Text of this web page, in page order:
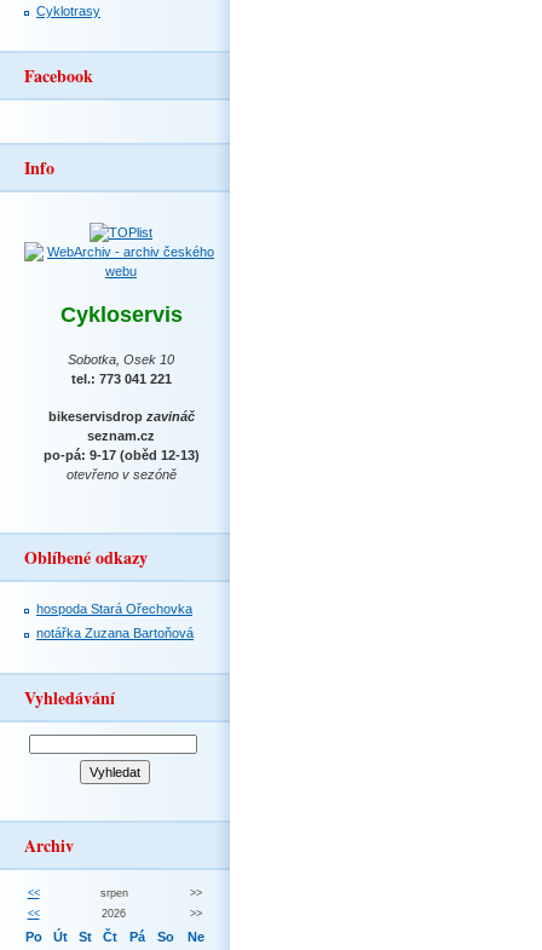
Cyklotrasy
Facebook
Info
Cykloservis
Sobotka, Osek 10
tel.: 773 041 221
bikeservisdrop zavináč
seznam.cz
po-pá: 9-17 (oběd 12-13)
otevřeno v sezóně
Oblíbené odkazy
hospoda Stará Ořechovka
notářka Zuzana Bartoňová
Vyhledávání
Archiv
<< srpen
>>
<<
2026 >>
Po Út St Čt Pá So Ne